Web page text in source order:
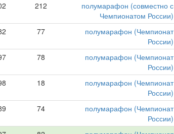
212
полумарафон (совместно с
Чемпионатом России)
77
полумарафон (Чемпионат
России)
78
полумарафон (Чемпионат
России)
18
полумарафон (Чемпионат
России)
74
полумарафон (Чемпионат
России)